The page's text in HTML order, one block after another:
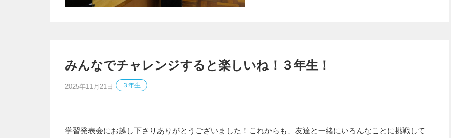
みんなでチャレンジすると楽しいね！３年生！
2025年11月21日 ３年生
学習発表会にお越し下さりありがとうございました！これからも、友達と一緒にいろんなことに挑戦して